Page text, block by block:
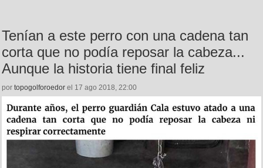
Tenían a este perro con una cadena tan
corta que no podía reposar la cabeza...
Aunque la historia tiene final feliz
por topogolforoedor el 17 ago 2018, 22:00